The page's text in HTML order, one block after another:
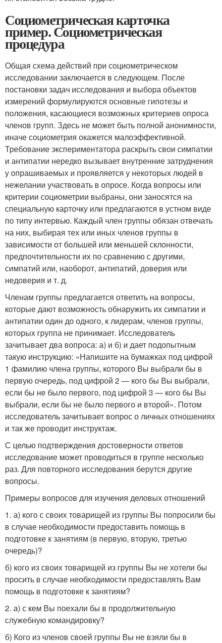
Социометрическая карточка
пример. Социометрическая
процедура
Общая схема действий при социометрическом
исследовании заключается в следующем. После
постановки задач исследования и выбора объектов
измерений формулируются основные гипотезы и
положения, касающиеся возможных критериев опроса
членов групп. Здесь не может быть полной анонимности,
иначе социометрия окажется малоэффективной.
Требование экспериментатора раскрыть свои симпатии
и антипатии нередко вызывает внутренние затруднения
у опрашиваемых и проявляется у некоторых людей в
нежелании участвовать в опросе. Когда вопросы или
критерии социометрии выбраны, они заносятся на
специальную карточку или предлагаются в устном виде
по типу интервью. Каждый член группы обязан отвечать
на них, выбирая тех или иных членов группы в
зависимости от большей или меньшей склонности,
предпочтительности их по сравнению с другими,
симпатий или, наоборот, антипатий, доверия или
недоверия и т. д.
Членам группы предлагается ответить на вопросы,
которые дают возможность обнаружить их симпатии и
антипатии один до одного, к лидерам, членов группы,
которых группа не принимает. Исследователь
зачитывает два вопроса: а) и б) и дает подопытным
такую инструкцию: «Напишите на бумажках под цифрой
1 фамилию члена группы, которого Вы выбрали бы в
первую очередь, под цифрой 2 — кого бы Вы выбрали,
если бы не было первого, под цифрой 3 — кого бы Вы
выбрали, если бы не было первого и второй». Потом
исследователь зачитывает вопрос о личных отношениях
и так же проводит инструктаж.
С целью подтверждения достоверности ответов
исследование может проводиться в группе несколько
раз. Для повторного исследования берутся другие
вопросы.
Примеры вопросов для изучения деловых отношений
1. а) кого с своих товарищей из группы Вы попросили бы
в случае необходимости предоставить помощь в
подготовке к занятиям (в первую, вторую, третью
очередь)?
б) кого из своих товарищей из группы Вы не хотели бы
просить в случае необходимости предоставлять Вам
помощь в подготовке к занятиям?
2. а) с кем Вы поехали бы в продолжительную
служебную командировку?
б) Кого из членов своей группы Вы не взяли бы в